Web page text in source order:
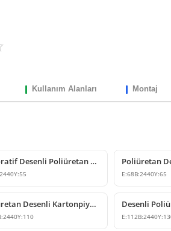
Kullanım Alanları Montaj
Dekoratif Desenli Poliüretan Kartonpiyer Tavan Profili
2440Y:55 E:68B:2440Y:65
Poliüretan Desenli Kartonpiyer Modelleri
2440Y:110 E:112B:2440Y: